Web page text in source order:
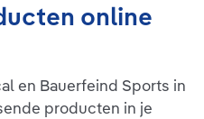
online
en Bauerfeind Sports in
producten in je